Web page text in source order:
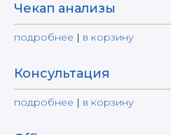
Чекап анализы
подробнее | в корзину
Консультация
подробнее | в корзину